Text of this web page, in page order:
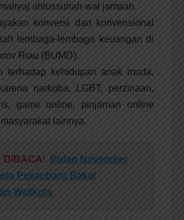
ahlussunah wal jamaah.
konversi dan konvensional
lembaga-lembaga keuangan di
Riau (BUMD).
terhadap kehidupan anak muda,
narkoba, LGBT, perzinaan,
game online, pinjaman online
lainnya.
DIBACA:
Bulan November
Pekanbaru Bakal
Walikota